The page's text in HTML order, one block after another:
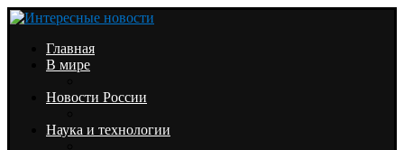
Главная
В мире
Новости России
Наука и технологии